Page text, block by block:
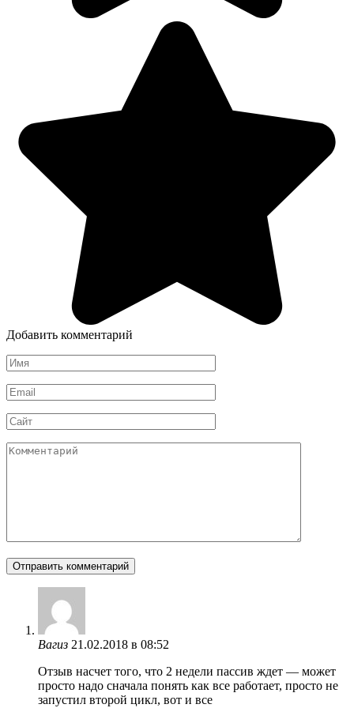
Добавить комментарий
Имя
*
Email
*
Сайт
Комментарий
Вагиз 21.02.2018 в 08:52
Отзыв насчет того, что 2 недели пассив ждет — может
просто надо сначала понять как все работает, просто не
запустил второй цикл, вот и все